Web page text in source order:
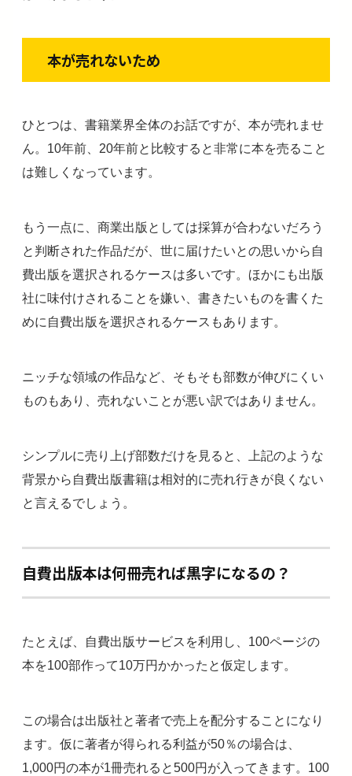
本が売れないため
ひとつは、書籍業界全体のお話ですが、本が売れませ
ん。10年前、20年前と比較すると非常に本を売ること
は難しくなっています。
もう一点に、商業出版としては採算が合わないだろう
と判断された作品だが、世に届けたいとの思いから自
費出版を選択されるケースは多いです。ほかにも出版
社に味付けされることを嫌い、書きたいものを書くた
めに自費出版を選択されるケースもあります。
ニッチな領域の作品など、そもそも部数が伸びにくい
ものもあり、売れないことが悪い訳ではありません。
シンプルに売り上げ部数だけを見ると、上記のような
背景から自費出版書籍は相対的に売れ行きが良くない
と言えるでしょう。
自費出版本は何冊売れば黒字になるの？
たとえば、自費出版サービスを利用し、100ページの
本を100部作って10万円かかったと仮定します。
この場合は出版社と著者で売上を配分することになり
ます。仮に著者が得られる利益が50％の場合は、
1,000円の本が1冊売れると500円が入ってきます。100